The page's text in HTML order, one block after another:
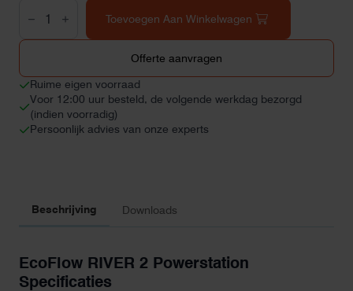
RIVER
Powerstation
Toevoegen Aan Winkelwagen
Offerte aanvragen
Ruime eigen voorraad
Voor 12:00 uur besteld, de volgende werkdag bezorgd
(indien voorradig)
Persoonlijk advies van onze experts
Beschrijving Downloads
EcoFlow RIVER 2 Powerstation
Specificaties